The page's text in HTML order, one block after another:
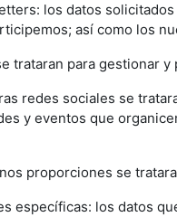
los datos
así como los
trataran para gestionar
redes sociales se
y eventos que
proporciones se
específicas: los datos